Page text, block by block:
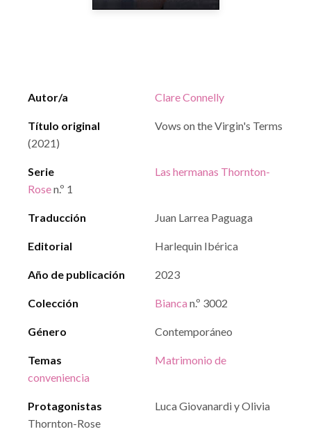
Autor/a Clare Connelly
Título original
Vows on the Virgin's Terms
(2021)
Serie
Las hermanas Thornton-
Rosen.º 1
Traducción Juan Larrea Paguaga
Editorial Harlequin Ibérica
Año de publicación 2023
Colección Bianca n.º 3002
Género Contemporáneo
Temas
Matrimonio de
conveniencia
Protagonistas
Luca Giovanardi y Olivia
Thornton-Rose